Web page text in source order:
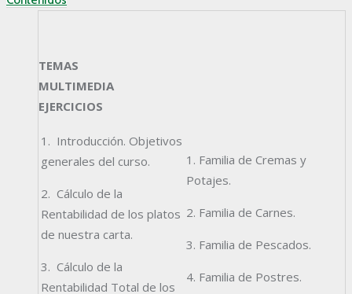
TEMAS
EJERCICIOS
1. Introducción. Objetivos
generales del curso.
2. Cálculo de la
Rentabilidad de los platos
de nuestra carta.
3. Cálculo de la
Rentabilidad Total de los
1. Familia de Cremas y
Potajes.
2. Familia de Carnes.
3. Familia de Pescados.
4. Familia de Postres.